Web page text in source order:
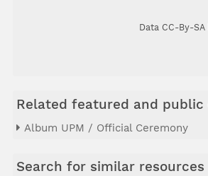
Data CC-By-SA
Related featured and
Album UPM / Official Ceremony
Search for similar resources